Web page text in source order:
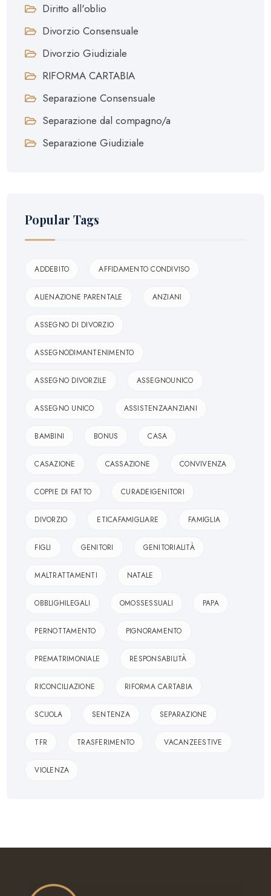
Diritto all'oblio
Divorzio Consensuale
Divorzio Giudiziale
RIFORMA CARTABIA
Separazione Consensuale
Separazione dal compagno/a
Separazione Giudiziale
Popular Tags
ADDEBITO AFFIDAMENTO CONDIVISO
ALIENAZIONE PARENTALE ANZIANI
ASSEGNO DI DIVORZIO
ASSEGNODIMANTENIMENTO
ASSEGNO DIVORZILE ASSEGNOUNICO
ASSEGNO UNICO ASSISTENZAANZIANI
BAMBINI BONUS CASA
CASAZIONE CASSAZIONE CONVIVENZA
COPPIE DI FATTO CURADEIGENITORI
DIVORZIO ETICAFAMIGLIARE FAMIGLIA
FIGLI GENITORI GENITORIALITÀ
MALTRATTAMENTI NATALE
OBBLIGHILEGALI OMOSSESSUALI PAPA
PERNOTTAMENTO PIGNORAMENTO
PREMATRIMONIALE RESPONSABILITÀ
RICONCILIAZIONE RIFORMA CARTABIA
SCUOLA SENTENZA SEPARAZIONE
TFR TRASFERIMENTO VACANZEESTIVE
VIOLENZA